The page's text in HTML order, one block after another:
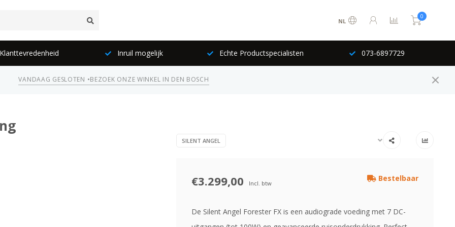
NL
0
Inruil mogelijk Echte Productspecialisten 073-6897729
VANDAAG GESLOTEN •BEZOEK ONZE WINKEL IN DEN BOSCH
SILENT ANGEL
€3.299,00 Incl. btw
Bestelbaar
De Silent Angel Forester FX is een audiograde voeding met 7 DC-